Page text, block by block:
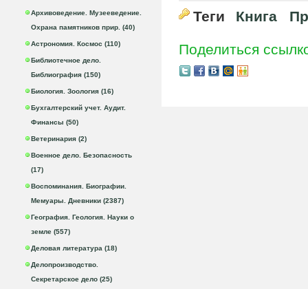
Архивоведение. Музееведение.
Охрана памятников прир. (40)
Астрономия. Космос (110)
Библиотечное дело.
Библиография (150)
Биология. Зоология (16)
Бухгалтерский учет. Аудит.
Финансы (50)
Ветеринария (2)
Военное дело. Безопасность
(17)
Воспоминания. Биографии.
Мемуары. Дневники (2387)
География. Геология. Науки о
земле (557)
Деловая литература (18)
Делопроизводство.
Секретарское дело (25)
Теги Книга
Поделиться